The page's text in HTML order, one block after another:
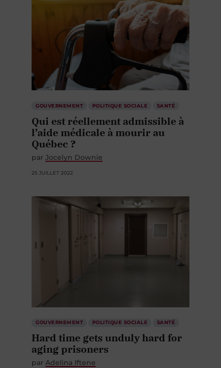
GOUVERNEMENT POLITIQUE SOCIALE SANTÉ
Qui est réellement admissible à
l’aide médicale à mourir au
Québec ?
par Jocelyn Downie
25 JUILLET 2022
GOUVERNEMENT POLITIQUE SOCIALE SANTÉ
Hard time gets unduly hard for
aging prisoners
par Adelina Iftene